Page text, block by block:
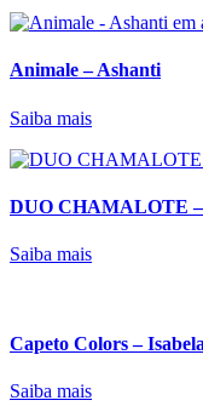
Animale – Ashanti
Saiba mais
DUO CHAMALOTE
Saiba mais
Capeto Colors –
Saiba mais